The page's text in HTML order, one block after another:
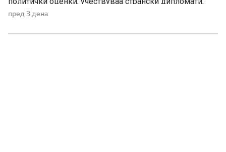
домашни политичари и регионални центри на влијание.
американскиот дипломат Филип Рикер, кој долги
пред 3 дена